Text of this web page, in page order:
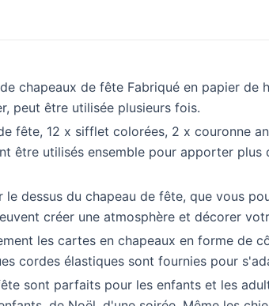
chapeaux de fête Fabriqué en papier de
peut être utilisée plusieurs fois.
fête, 12 x sifflet colorées, 2 x couronne
être utilisés ensemble pour apporter
dessus du chapeau de fête, que vous
créer une atmosphère et décorer
les cartes en chapeaux en forme de
cordes élastiques sont fournies pour
sont parfaits pour les enfants et les